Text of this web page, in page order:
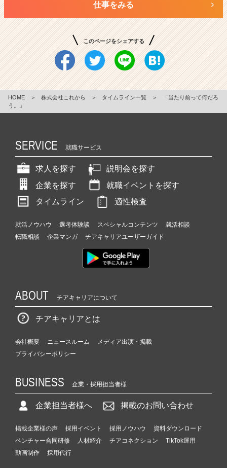
仕事をみる
このページをシェアする
HOME ＞ 株式会社これから ＞ タイムライン一覧 ＞
「当たり前って何だろ
う。」
SERVICE 就職サービス
求人を探す
説明会を探す
企業を探す
就職イベントを探す
タイムライン
適性検査
就活ノウハウ 選考体験談 スペシャルコンテンツ
就活相談
転職相談
企業マンガ チアキャリアユーザーガイド
ABOUT チアキャリアについて
チアキャリアとは
会社概要 ニュースルーム
メディア出演・掲載
プライバシーポリシー
BUSINESS 企業・採用担当者様
企業担当者様へ 掲載のお問い合わせ
掲載企業様の声 採用イベント 採用ノウハウ
資料ダウンロード
ベンチャー合同研修
人材紹介 チアコネクション
TikTok運用
動画制作
採用代行